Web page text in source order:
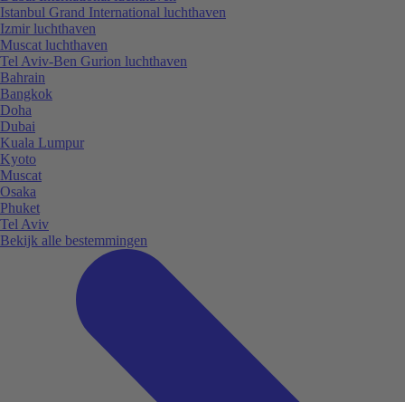
Istanbul Grand International luchthaven
Izmir luchthaven
Muscat luchthaven
Tel Aviv-Ben Gurion luchthaven
Bahrain
Bangkok
Doha
Dubai
Kuala Lumpur
Kyoto
Muscat
Osaka
Phuket
Tel Aviv
Bekijk alle bestemmingen